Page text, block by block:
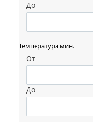
До
Температура мин.
От
До